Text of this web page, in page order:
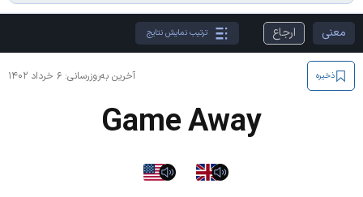
معنی ارجاع ترتیب نمایش نتایج
آخرین به‌روزرسانی: ۶ خرداد ۱۴۰۲ ذخیره
Game Away